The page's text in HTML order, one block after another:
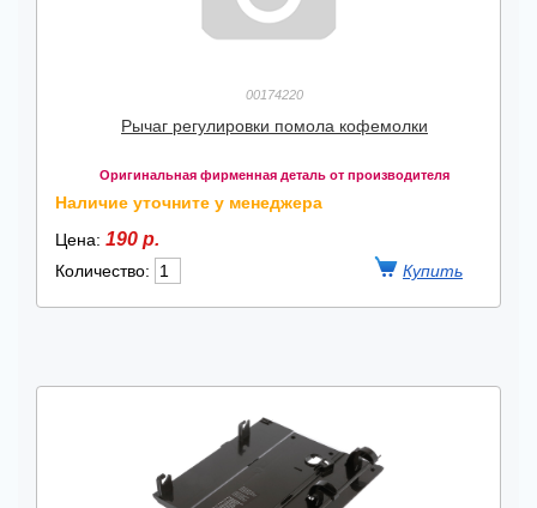
00174220
Рычаг регулировки помола кофемолки
Оригинальная фирменная деталь от производителя
Наличие уточните у менеджера
Цена: 190 р.
Количество: